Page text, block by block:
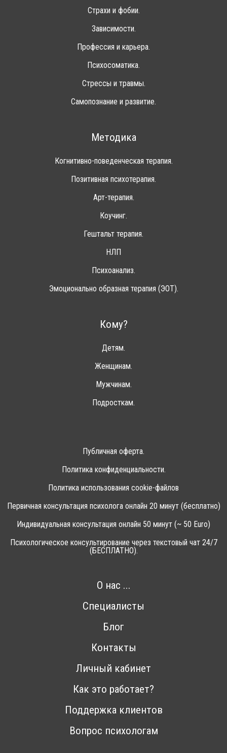
Страхи и фобии.
Зависимости.
Профессия и карьера.
Психосоматика.
Стрессы и травмы.
Самопознание и развитие.
Методика
Когнитивно-поведенческая терапия.
Позитивная психотерапия.
Арт-терапия.
Коучинг.
Гештальт терапия.
НЛП
Психоанализ.
Эмоционально образная терапия (ЭОТ).
Кому?
Детям.
Женщинам.
Мужчинам.
Подросткам.
Публичная оферта.
Политика конфиденциальности.
Политика использования cookie-файлов
Первичная консультация психолога онлайн 20 минут (бесплатно)
Индивидуальная консультация онлайн 50 минут (~ 50 Euro)
Психологическое консультирование через текстовый чат 24/7
(БЕСПЛАТНО).
О нас ...
Специалисты
Блог
Контакты
Личный кабинет
Как это работает?
Поддержка клиентов
Вопрос психологам